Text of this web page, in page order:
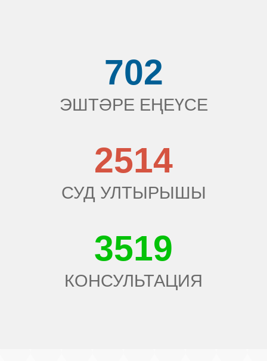
702
ЭШТӘРЕ ЕҢЕҮСЕ
2514
СУД УЛТЫРЫШЫ
3519
КОНСУЛЬТАЦИЯ